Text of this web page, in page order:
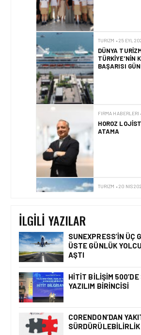
FIRMA HABERLERI
HOROZ
ATAMA
TURIZM • 20 NIS
AILELER 23
UÇAKLAR
GÜRÜLTÜLÜ
İLGILI YAZILAR
SUNEXPRESS’IN ÜÇ
ÜSTE GÜNLÜK
AŞTI
HITIT BILIŞIM
YAZILIM BIRINCISI
CORENDON’DAN